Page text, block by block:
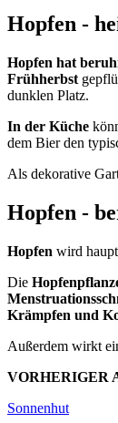
Hopfen -
Hopfen hat
Frühherbst
dunklen Platz.
In der Küche
dem Bier den
Als dekorative
Hopfen -
Hopfen wird
Die
Krämpfen und
Außerdem wirkt
VORHERIGER
Sonnenhut